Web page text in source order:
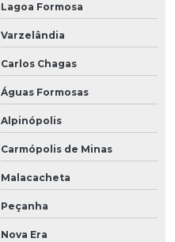
Lagoa Formosa
Varzelândia
Carlos Chagas
Águas Formosas
Alpinópolis
Carmópolis de Minas
Malacacheta
Peçanha
Nova Era